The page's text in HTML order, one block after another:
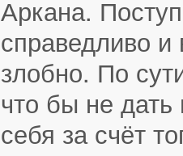
Аркана.
справедливо и
злобно. По
что бы не дать
себя за счёт